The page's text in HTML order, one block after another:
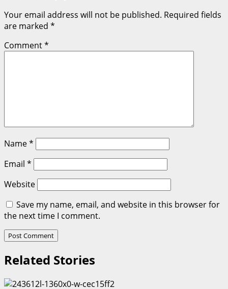
Your email address will not be published. Required fields
are marked *
Comment*
Name*
Email *
Website
Save my name, email, and website in this browser for
the next time I comment.
Related Stories